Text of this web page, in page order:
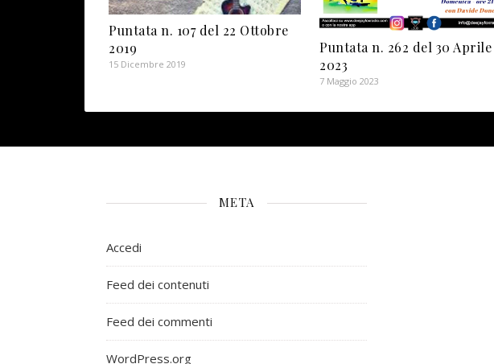
Puntata n. 107 del 22 Ottobre
2019
15 Dicembre 2019
Puntata n. 262 del 30 Aprile
2023
7 Maggio 2023
META
Accedi
Feed dei contenuti
Feed dei commenti
WordPress.org